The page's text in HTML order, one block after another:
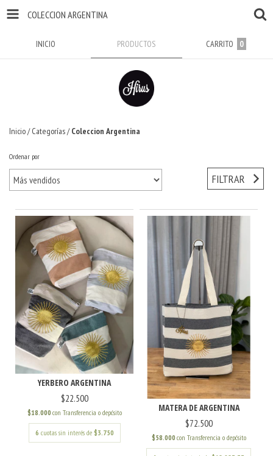
COLECCION ARGENTINA
INICIO PRODUCTOS CARRITO 0
Inicio/ Categorías/ Coleccion Argentina
Ordenar por
FILTRAR
YERBERO ARGENTINA
$22.500
$18.000 con Transferencia o depósito
6 cuotas sin interés de $3.750
MATERA DE ARGENTINA
$72.500
$58.000 con Transferencia o depósito